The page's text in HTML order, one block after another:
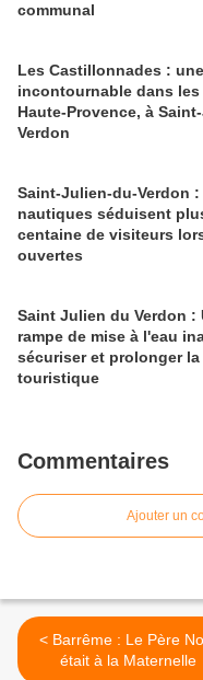
communal
Les Castillonnades :
incontournable dans les
Haute-Provence, à
Verdon
Saint-Julien-du-Verdon
nautiques séduisent
centaine de visiteurs
ouvertes
Saint Julien du Verdon :
rampe de mise à l'eau
sécuriser et prolonger
touristique
Commentaires
Ajouter un
< Barrême : Le Père Noël
était à la Maternelle